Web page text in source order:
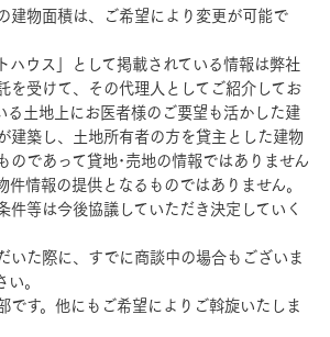
物面積は、ご希望により変更が可能で
ウス」として掲載されている情報は弊社
を受けて、その代理人としてご紹介してお
る土地上にお医者様のご要望も活かした建
建築し、土地所有者の方を貸主とした建物
のであって貸地･売地の情報ではありません
情報の提供となるものではありません。
件等は今後協議していただき決定していく
た際に、すでに商談中の場合もございま
。
す。他にもご希望によりご斡旋いたしま